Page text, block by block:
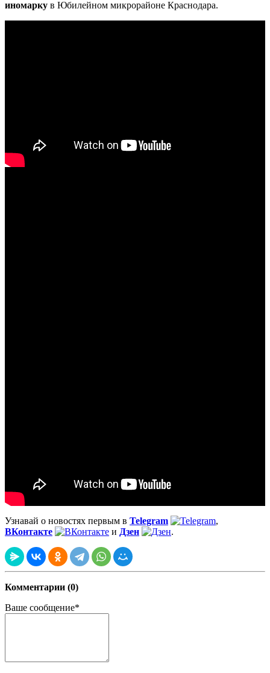
иномарку в Юбилейном микрорайоне Краснодара.
Узнавай о новостях первым в Telegram
,
ВКонтакте
и Дзен .
Комментарии (0)
Ваше сообщение*